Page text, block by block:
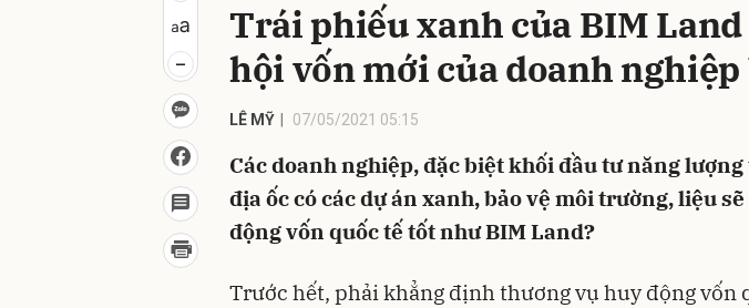
Trái phiếu xanh của BIM Land
hội vốn mới của doanh nghiệp
LÊ MỸ 07/05/2021 05:15
Các doanh nghiệp, đặc biệt khối đầu tư năng
địa ốc có các dự án xanh, bảo vệ môi trường, liệu
động vốn quốc tế tốt như BIM Land?
Trước hết, phải khẳng định thương vụ huy động vốn